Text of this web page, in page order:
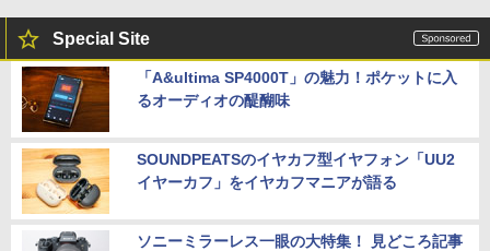
Special Site
「A&ultima SP4000T」の魅力！ポケットに入
るオーディオの醍醐味
SOUNDPEATSのイヤカフ型イヤフォン「UU2
イヤーカフ」をイヤカフマニアが語る
ソニーミラーレス一眼の大特集！ 見どころ記事